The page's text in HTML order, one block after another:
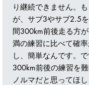
り継続できません。
が、サブ3やサブ2.5
間300km前後走る方
満の練習に比べて確
し、簡単なんです。
300km前後の練習を難
ノルマだと思ってほし